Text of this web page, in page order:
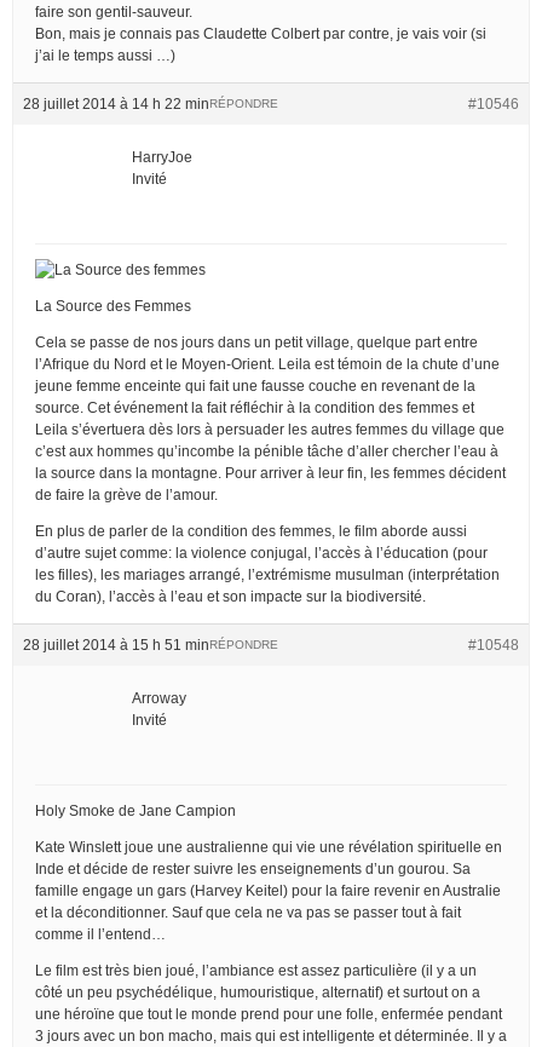
faire son gentil-sauveur.
Bon, mais je connais pas Claudette Colbert par contre, je vais voir (si
j’ai le temps aussi …)
28 juillet 2014 à 14 h 22 min #10546
RÉPONDRE
HarryJoe
Invité
La Source des Femmes
Cela se passe de nos jours dans un petit village, quelque part entre
l’Afrique du Nord et le Moyen-Orient. Leila est témoin de la chute d’une
jeune femme enceinte qui fait une fausse couche en revenant de la
source. Cet événement la fait réfléchir à la condition des femmes et
Leila s’évertuera dès lors à persuader les autres femmes du village que
c’est aux hommes qu’incombe la pénible tâche d’aller chercher l’eau à
la source dans la montagne. Pour arriver à leur fin, les femmes décident
de faire la grève de l’amour.
En plus de parler de la condition des femmes, le film aborde aussi
d’autre sujet comme: la violence conjugal, l’accès à l’éducation (pour
les filles), les mariages arrangé, l’extrémisme musulman (interprétation
du Coran), l’accès à l’eau et son impacte sur la biodiversité.
28 juillet 2014 à 15 h 51 min #10548
RÉPONDRE
Arroway
Invité
Holy Smoke de Jane Campion
Kate Winslett joue une australienne qui vie une révélation spirituelle en
Inde et décide de rester suivre les enseignements d’un gourou. Sa
famille engage un gars (Harvey Keitel) pour la faire revenir en Australie
et la déconditionner. Sauf que cela ne va pas se passer tout à fait
comme il l’entend…
Le film est très bien joué, l’ambiance est assez particulière (il y a un
côté un peu psychédélique, humouristique, alternatif) et surtout on a
une héroïne que tout le monde prend pour une folle, enfermée pendant
3 jours avec un bon macho, mais qui est intelligente et déterminée. Il y a